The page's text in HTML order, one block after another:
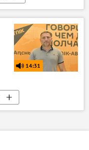
14:31